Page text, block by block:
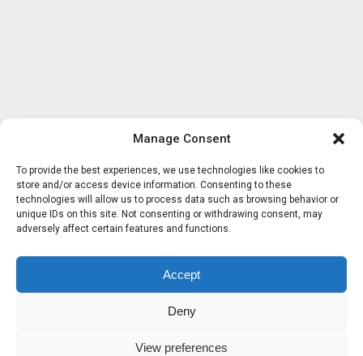
Manage Consent
To provide the best experiences, we use technologies like cookies to
store and/or access device information. Consenting to these
technologies will allow us to process data such as browsing behavior or
unique IDs on this site. Not consenting or withdrawing consent, may
adversely affect certain features and functions.
Accept
Deny
View preferences